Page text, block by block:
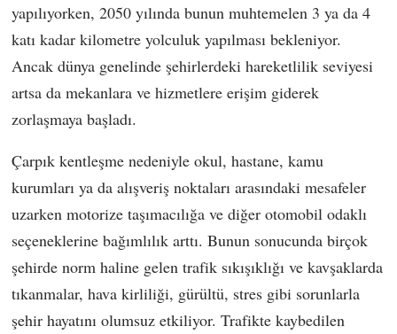
yapılıyorken, 2050 yılında bunun muhtemelen 3 ya da 4
katı kadar kilometre yolculuk yapılması bekleniyor.
Ancak dünya genelinde şehirlerdeki hareketlilik seviyesi
artsa da mekanlara ve hizmetlere erişim giderek
zorlaşmaya başladı.
Çarpık kentleşme nedeniyle okul, hastane, kamu
kurumları ya da alışveriş noktaları arasındaki mesafeler
uzarken motorize taşımacılığa ve diğer otomobil odaklı
seçeneklerine bağımlılık arttı. Bunun sonucunda birçok
şehirde norm haline gelen trafik sıkışıklığı ve kavşaklarda
tıkanmalar, hava kirliliği, gürültü, stres gibi sorunlarla
şehir hayatını olumsuz etkiliyor. Trafikte kaybedilen